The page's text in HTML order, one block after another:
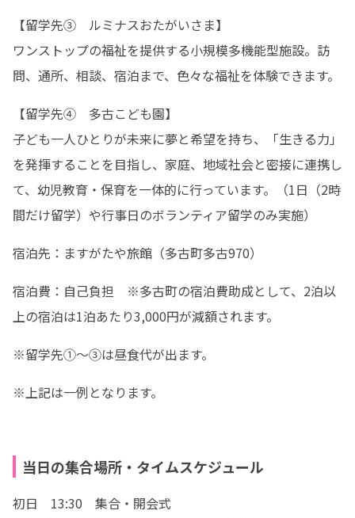
【留学先③　ルミナスおたがいさま】
ワンストップの福祉を提供する小規模多機能型施設。訪
問、通所、相談、宿泊まで、色々な福祉を体験できます。
【留学先④　多古こども園】
子ども一人ひとりが未来に夢と希望を持ち、「生きる力」
を発揮することを目指し、家庭、地域社会と密接に連携し
て、幼児教育・保育を一体的に行っています。（1日（2時
間だけ留学）や行事日のボランティア留学のみ実施）
宿泊先：ますがたや旅館（多古町多古970）
宿泊費：自己負担　※多古町の宿泊費助成として、2泊以
上の宿泊は1泊あたり3,000円が減額されます。
※留学先①～③は昼食代が出ます。
※上記は一例となります。
当日の集合場所・タイムスケジュール
初日　13:30　集合・開会式